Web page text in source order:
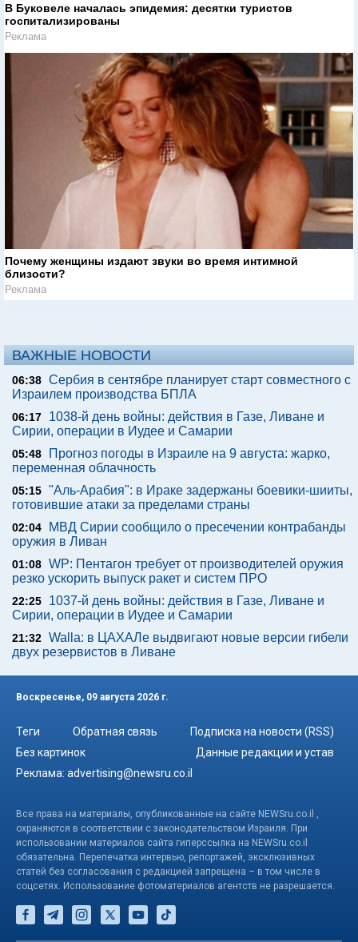
В Буковеле началась эпидемия: десятки туристов
госпитализированы
Реклама
Почему женщины издают звуки во время интимной
близости?
Реклама
ВАЖНЫЕ НОВОСТИ
06:38 Сербия в сентябре планирует старт совместного с
Израилем производства БПЛА
06:17
1038-й день войны: действия в Газе, Ливане и
Сирии, операции в Иудее и Самарии
05:48
Прогноз погоды в Израиле на 9 августа: жарко,
переменная облачность
05:15 "Аль-Арабия": в Ираке задержаны боевики-шииты,
готовившие атаки за пределами страны
02:04
МВД Сирии сообщило о пресечении контрабанды
оружия в Ливан
01:08 WP: Пентагон требует от производителей оружия
резко ускорить выпуск ракет и систем ПРО
22:25
1037-й день войны: действия в Газе, Ливане и
Сирии, операции в Иудее и Самарии
21:32 Walla: в ЦАХАЛе выдвигают новые версии гибели
двух резервистов в Ливане
Воскресенье, 09 августа 2026 г.
Теги Обратная связь
Подписка на новости (RSS)
Без картинок
Данные редакции и устав
Реклама: advertising@newsru.co.il
Все права на материалы, опубликованные на сайте NEWSru.co.il ,
охраняются в соответствии с законодательством Израиля. При
использовании материалов сайта гиперссылка на NEWSru.co.il
обязательна. Перепечатка интервью, репортажей, эксклюзивных
статей без согласования с редакцией запрещена – в том числе в
соцсетях. Использование фотоматериалов агентств не разрешается.